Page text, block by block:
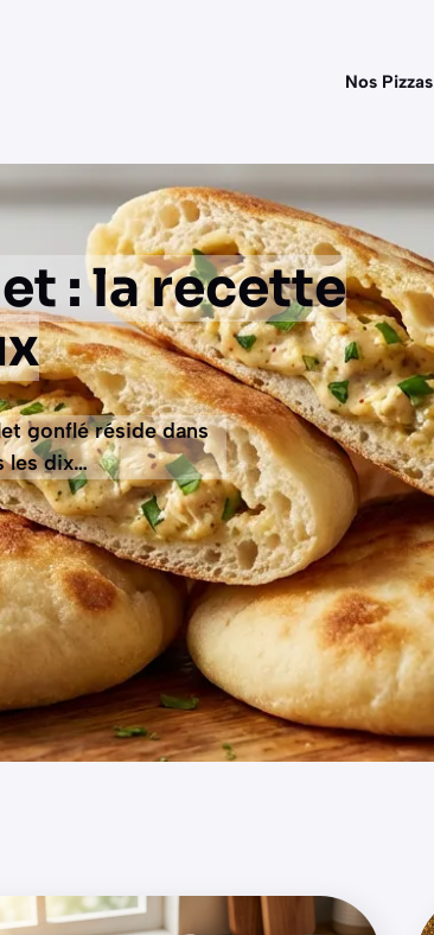
Nos Pizzas
: la recette
gonflé réside dans
les dix…